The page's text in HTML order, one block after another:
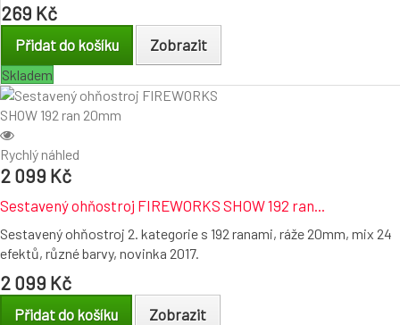
269 Kč
Přidat do košíku Zobrazit
Skladem
Rychlý náhled
2 099 Kč
Sestavený ohňostroj FIREWORKS SHOW 192 ran...
Sestavený ohňostroj 2. kategorie s 192 ranami, ráže 20mm, mix 24
efektů, různé barvy, novinka 2017.
2 099 Kč
Přidat do košíku Zobrazit